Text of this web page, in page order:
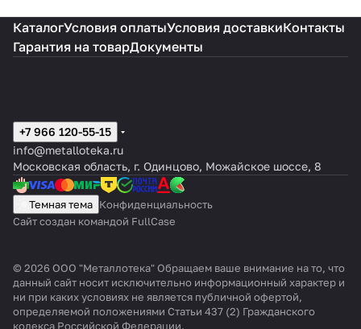
КаталогУсловия оплатыУсловия доставкиКонтакты
Гарантия на товарДокументы
+7 966 120-55-15
info@metalloteka.ru
Московская область, г. Одинцово, Можайское шоссе, 8
Темная тема Конфиденциальность
Сайт создан командой FullCase
© 2026 ООО "Металлотека" Обращаем ваше внимание на то, что
данный сайт носит исключительно информационный характер и
ни при каких условиях не является публичной офертой,
определяемой положениями Статьи 437 (2) Гражданского
кодекса Российской Федерации.